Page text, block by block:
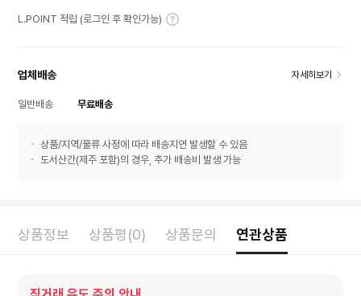
L.POINT 적립 (로그인 후 확인가능)
업체배송 자세히보기
일반배송 무료배송
상품/지역/물류 사정에 따라 배송지연 발생할 수 있음
도서산간(제주 포함)의 경우, 추가 배송비 발생 가능
상품정보 상품평(0) 상품문의 연관상품